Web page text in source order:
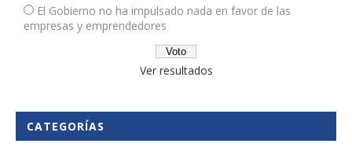
El Gobierno no ha impulsado nada en favor de las
empresas y emprendedores
Ver resultados
CATEGORÍAS